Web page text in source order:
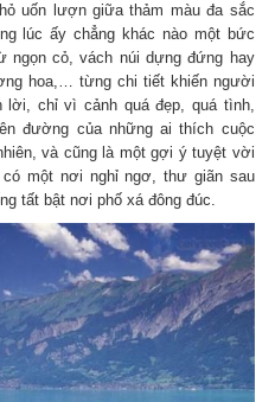
uốn lượn giữa thảm màu đa sắc
lúc ấy chẳng khác nào một bức
cỏ, vách núi dựng đứng hay
hoa,… từng chi tiết khiến người
lời, chỉ vì cảnh quá đẹp, quá tình,
đường của những ai thích cuộc
và cũng là một gợi ý tuyệt vời
một nơi nghỉ ngơ, thư giãn sau
tất bật nơi phố xá đông đúc.